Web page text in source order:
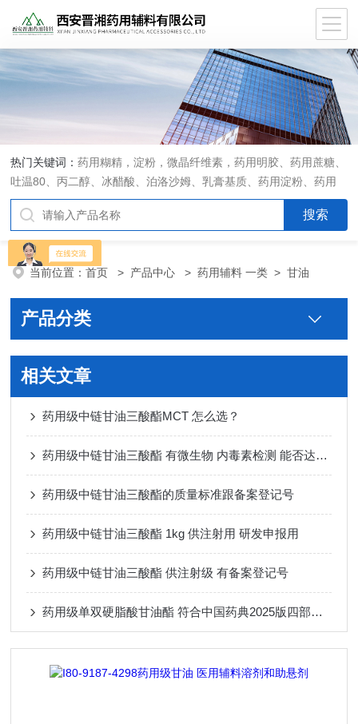
热门关键词：药用糊精，淀粉，微晶纤维素，药用明胶、药用蔗糖、
吐温80、丙二醇、冰醋酸、泊洛沙姆、乳膏基质、药用淀粉、药用
糊精、硬脂酸镁、聚丙烯酸树脂系列、羧甲基淀粉钠、羧甲基纤维素
钠、可溶性淀粉、甘露醇、羟丙纤维素、羟丙基甲基纤维素、乳糖、
交联聚维酮、交联羧甲基纤维素钠、聚乙二醇（PEG）系列、二氧化
硅、聚乙烯吡咯烷酮、十八醇、十六醇、预交化淀粉、微晶纤维素、
甲基纤维素、乙基纤维素，三氯蔗糖，麝香草酚，药用蜂蜜，
当前位置：首页 > 产品中心 >药用辅料 一类 >甘油
产品分类
相关文章
药用级中链甘油三酸酯MCT 怎么选？
药用级中链甘油三酸酯 有微生物 内毒素检测 能否达到供注射用标准
药用级中链甘油三酸酯的质量标准跟备案登记号
药用级中链甘油三酸酯 1kg 供注射用 研发申报用
药用级中链甘油三酸酯 供注射级 有备案登记号
药用级单双硬脂酸甘油酯 符合中国药典2025版四部质量标准